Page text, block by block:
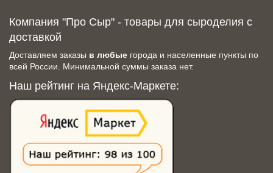
Компания "Про Сыр" - товары для сыроделия с
доставкой
Доставляем заказы в любые города и населенные пункты по
всей России. Минимальной суммы заказа нет.
Наш рейтинг на Яндекс-Маркете: